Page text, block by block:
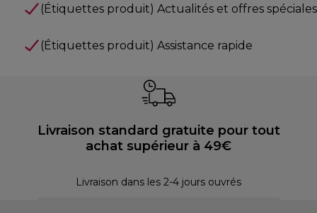
(Étiquettes produit) Actualités et offres spéciales
(Étiquettes produit) Assistance rapide
Livraison standard gratuite pour tout
achat supérieur à 49€
Livraison dans les 2-4 jours ouvrés